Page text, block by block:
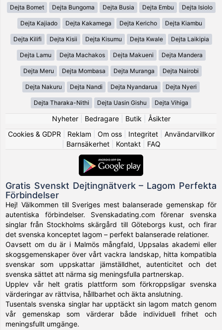
Dejta Bomet Dejta Bungoma Dejta Busia Dejta Embu Dejta Isiolo
Dejta Kajiado Dejta Kakamega Dejta Kericho Dejta Kiambu
Dejta Kilifi Dejta Kisii Dejta Kisumu Dejta Kwale Dejta Laikipia
Dejta Lamu Dejta Machakos Dejta Makueni Dejta Mandera
Dejta Meru Dejta Mombasa Dejta Muranga Dejta Nairobi
Dejta Nakuru Dejta Nandi Dejta Nyandarua Dejta Nyeri
Dejta Tharaka-Nithi Dejta Uasin Gishu Dejta Vihiga
Nyheter| Bedragare| Butik
Åsikter
Cookies & GDPR
Reklam Om oss| Integritet| Användarvillkor
Barnsäkerhet| Kontakt| FAQ
Gratis Svenskt Dejtingnätverk – Lagom Perfekta
Förbindelser
Hej! Välkommen till Sveriges mest balanserade gemenskap för
autentiska förbindelser. Svenskadating.com förenar svenska
singlar från Stockholms skärgård till Göteborgs kust, och firar
det svenska konceptet lagom – perfekt balanserade relationer.
Oavsett om du är i Malmös mångfald, Uppsalas akademi eller
skogsgemenskaper över vårt vackra landskap, hitta kompatibla
svenskar som uppskattar jämställdhet, autenticitet och det
svenska sättet att närma sig meningsfulla partnerskap.
Upplev vår helt gratis plattform som förkroppsligar svenska
värderingar av rättvisa, hållbarhet och äkta anslutning.
Tusentals svenska singlar har upptäckt sin lagom match genom
vår gemenskap som värderar både individuell frihet och
meningsfullt umgänge.